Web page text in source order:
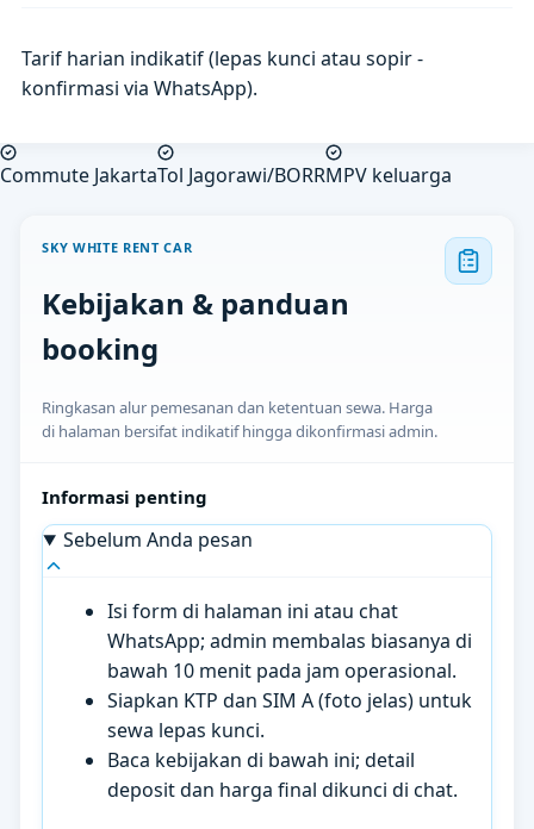
Tarif harian indikatif (lepas kunci atau sopir -
konfirmasi via WhatsApp).
Commute JakartaTol Jagorawi/BORRMPV keluarga
SKY WHITE RENT CAR
Kebijakan & panduan
booking
Ringkasan alur pemesanan dan ketentuan sewa. Harga
di halaman bersifat indikatif hingga dikonfirmasi admin.
Informasi penting
Sebelum Anda pesan
Isi form di halaman ini atau chat
WhatsApp; admin membalas biasanya di
bawah 10 menit pada jam operasional.
Siapkan KTP dan SIM A (foto jelas) untuk
sewa lepas kunci.
Baca kebijakan di bawah ini; detail
deposit dan harga final dikunci di chat.